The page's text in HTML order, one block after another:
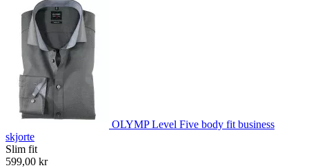
OLYMP Level Five body fit business
skjorte
Slim fit
599,00 kr